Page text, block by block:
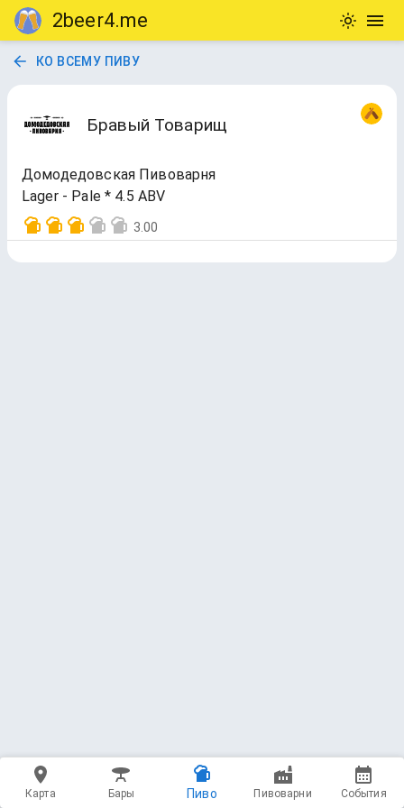
2beer4.me
КО ВСЕМУ ПИВУ
Бравый Товарищ
Домодедовская Пивоварня
Lager - Pale * 4.5 ABV
3.00
Карта Бары Пиво Пивоварни События